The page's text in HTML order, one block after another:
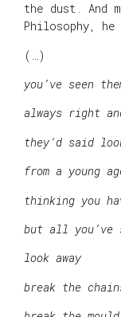
the dust. And
Philosophy,
(…)
you’ve seen
always right
they’d said
from a young
thinking you
but all you’ve
look away
break the